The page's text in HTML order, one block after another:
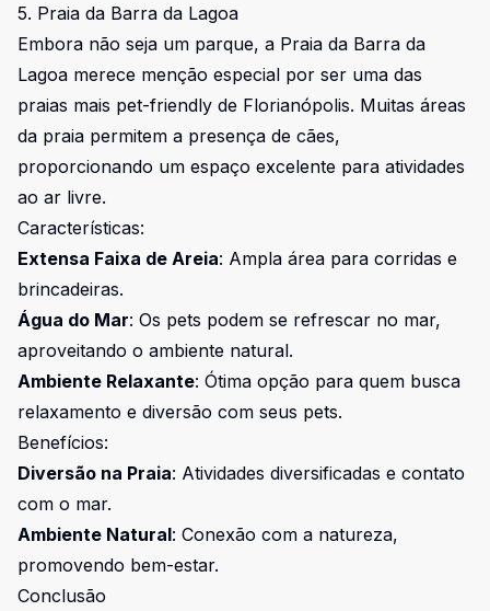
5. Praia da Barra da Lagoa
Embora não seja um parque, a Praia da Barra da
Lagoa merece menção especial por ser uma das
praias mais pet-friendly de Florianópolis. Muitas áreas
da praia permitem a presença de cães,
proporcionando um espaço excelente para atividades
ao ar livre.
Características:
Extensa Faixa de Areia: Ampla área para corridas e
brincadeiras.
Água do Mar: Os pets podem se refrescar no mar,
aproveitando o ambiente natural.
Ambiente Relaxante: Ótima opção para quem busca
relaxamento e diversão com seus pets.
Benefícios:
Diversão na Praia: Atividades diversificadas e contato
com o mar.
Ambiente Natural: Conexão com a natureza,
promovendo bem-estar.
Conclusão